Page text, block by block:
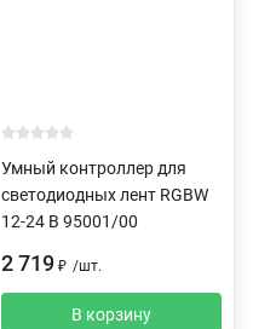
Умный контроллер для
светодиодных лент RGBW
12-24 В 95001/00
2 719 ₽ /шт.
В корзину